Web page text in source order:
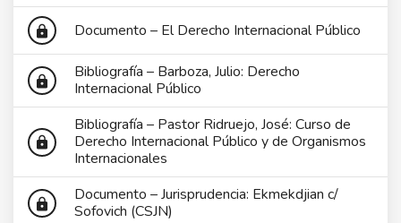
lock Documento – El Derecho Internacional Público
lock
Bibliografía – Barboza, Julio: Derecho
Internacional Público
lock
Bibliografía – Pastor Ridruejo, José: Curso de
Derecho Internacional Público y de Organismos
Internacionales
lock
Documento – Jurisprudencia: Ekmekdjian c/
Sofovich (CSJN)